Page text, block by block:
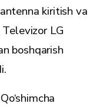
kiritish va
LG
boshqarish